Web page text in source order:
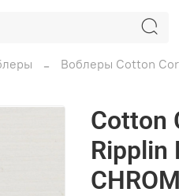
Воблеры Cotton
Cotton
Ripplin